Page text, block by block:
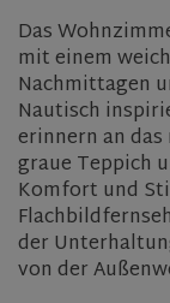
Das
mit einem
Nachmittagen
Nautisch
erinnern an
graue Teppich
Komfort und
der
von der